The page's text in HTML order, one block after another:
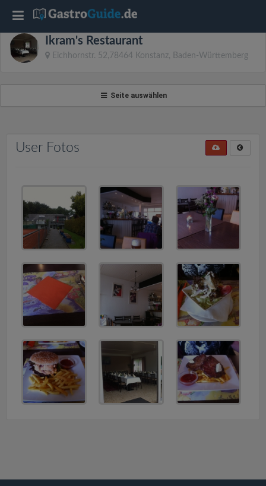
Ikram's Restaurant
Eichhornstr. 52,78464 Konstanz, Baden-Württemberg
Seite auswählen
User Fotos
T
o
l
n
a
v
i
a